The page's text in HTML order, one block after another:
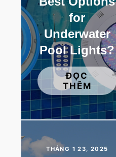
for
Underwater
Pool Lights?
ĐỌC
THÊM
THÁNG 1 23, 2025